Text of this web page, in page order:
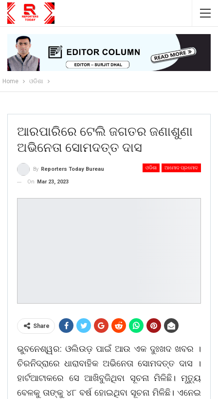
Home ଓଡିଶା
ଆରପାରିରେ ଟେଲି ଜଗତର ଜଣାଶୁଣା
ଅଭିନେତା ସୋମଦତ୍ତ ଦାସ
ଓଡିଶା ଆମୋଦ ପ୍ରମୋଦ
By Reporters Today Bureau
On
Mar 23, 2023
Share
ଭୁବନେଶ୍ୱର: ଓଲିଉଡ଼ ପାଇଁ ଆଉ ଏକ ଦୁଃଖଦ ଖବର ।
ଚିରନିଦ୍ରାରେ ଧାରାବାହିକ ଅଭିନେତା ସୋମଦତ୍ତ ଦାସ ।
ହାର୍ଟଆଟାକରେ ସେ ଆଖିବୁଜିଥିବା ସୂଚନା ମିଳିଛି। ମୃତ୍ୟୁ
ବେଳକୁ ତାଙ୍କୁ ୪୮ ବର୍ଷ ହୋଇଥିବା ସୂଚନା ମିଳିଛି। ଏନେଇ